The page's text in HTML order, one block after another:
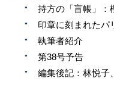
持方の「盲帳」：
印章に刻まれたパ
執筆者紹介
第38号予告
編集後記：林悦子